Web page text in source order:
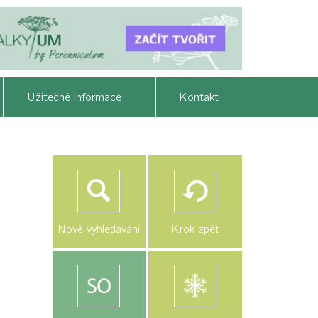
Užitečné informace Kontakt
Nové vyhledávání Krok zpět